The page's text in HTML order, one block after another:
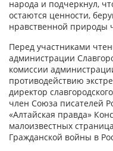
народа и подчеркнул,
остаются ценности,
нравственной природы
Перед участниками
администрации
комиссии
противодействию
директор
член Союза писателей
«Алтайская правда»
малоизвестных
Гражданской войны в